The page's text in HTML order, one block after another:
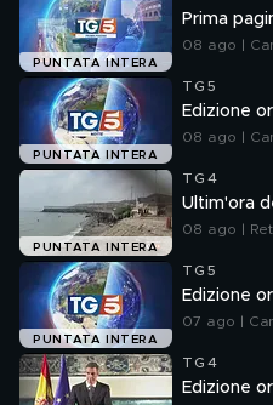
PUNTATA INTERA
Prima
08 ago |
PUNTATA INTERA
TG5
Edizione
08 ago |
PUNTATA INTERA
TG4
Ultim'ora
08 ago |
PUNTATA INTERA
TG5
Edizione
07 ago |
TG4
Edizione